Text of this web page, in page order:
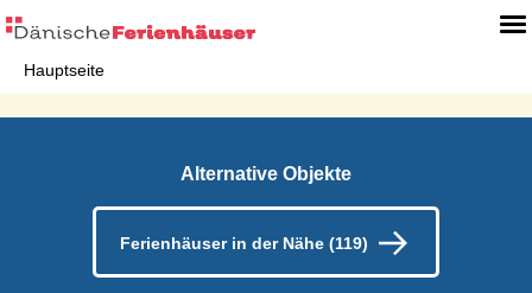
Hauptseite
Alternative Objekte
Ferienhäuser in der Nähe (119)